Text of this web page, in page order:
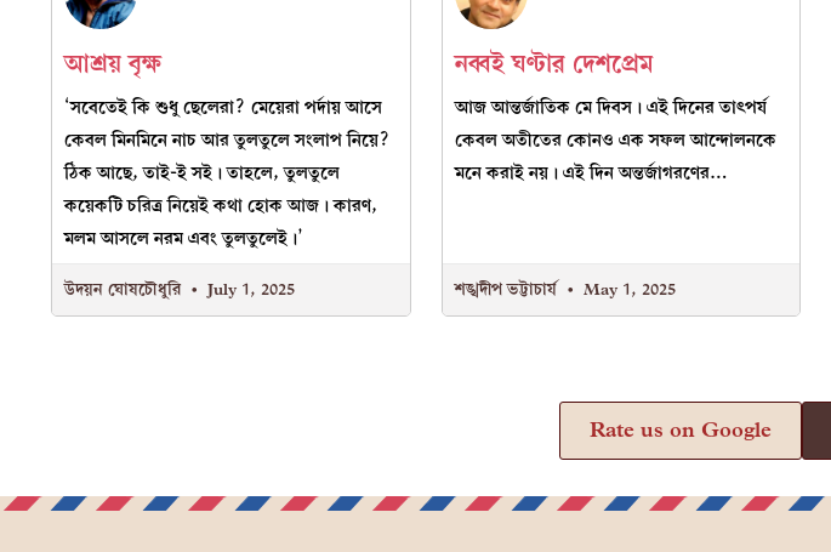
আশ্রয় বৃক্ষ
‘সবেতেই কি শুধু ছেলেরা? মেয়েরা পর্দায় আসে
কেবল মিনমিনে নাচ আর তুলতুলে সংলাপ নিয়ে?
ঠিক আছে, তাই-ই সই। তাহলে, তুলতুলে
কয়েকটি চরিত্র নিয়েই কথা হোক আজ। কারণ,
মলম আসলে নরম এবং তুলতুলেই।’
উদয়ন ঘোষচৌধুরি
July 1, 2025
নব্বই ঘণ্টার দেশপ্রেম
আজ আন্তর্জাতিক মে দিবস। এই দিনের তাৎপর্য
কেবল অতীতের কোনও এক সফল আন্দোলনকে
মনে করাই নয়। এই দিন অন্তর্জাগরণের…
শঙ্খদীপ ভট্টাচার্য May 1, 2025
Rate us on Google